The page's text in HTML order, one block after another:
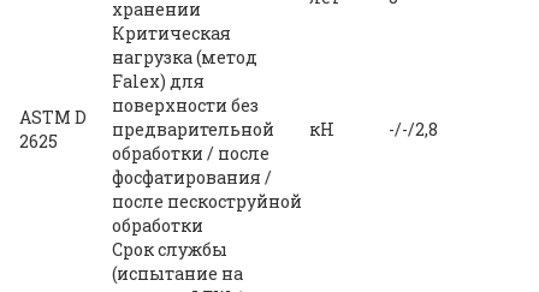
хранении
ASTM D
2625
Критическая
нагрузка (метод
Falex) для
поверхности без
предварительной
обработки / после
фосфатирования /
после пескоструйной
обработки
кH -/-/2,8
Срок службы
(испытание на